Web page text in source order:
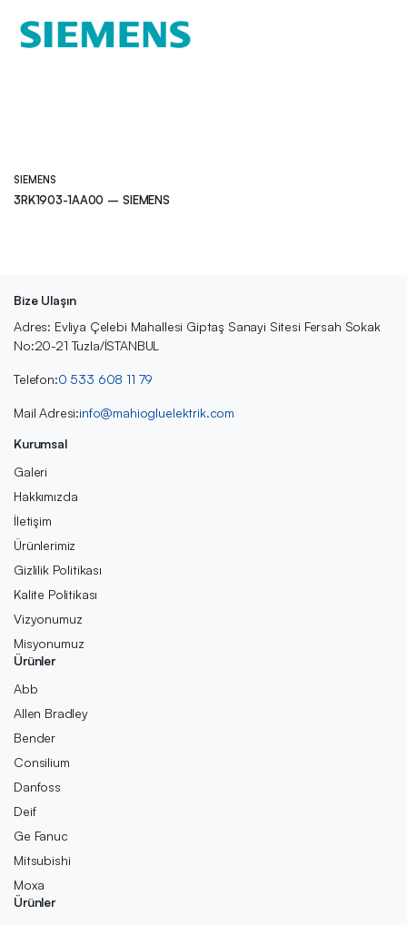
SIEMENS
3RK1903-1AA00 – SIEMENS
Bize Ulaşın
Adres: Evliya Çelebi Mahallesi Giptaş Sanayi Sitesi Fersah Sokak
No:20-21 Tuzla/İSTANBUL
Telefon:0 533 608 11 79
Mail Adresi:info@mahiogluelektrik.com
Kurumsal
Galeri
Hakkımızda
İletişim
Ürünlerimiz
Gizlilik Politikası
Kalite Politikası
Vizyonumuz
Misyonumuz
Ürünler
Abb
Allen Bradley
Bender
Consilium
Danfoss
Deif
Ge Fanuc
Mitsubishi
Moxa
Ürünler